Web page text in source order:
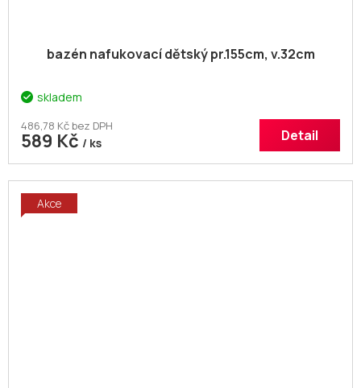
bazén nafukovací dětský pr.155cm, v.32cm
skladem
486,78 Kč bez DPH
589 Kč / ks Detail
Akce